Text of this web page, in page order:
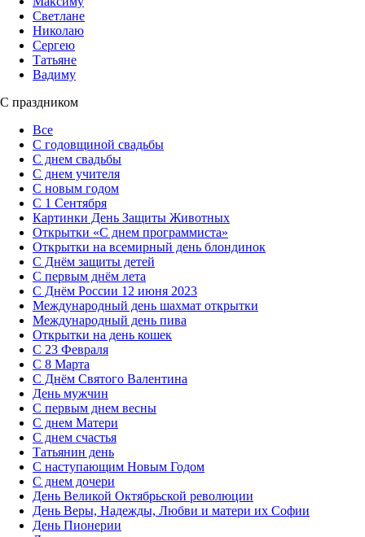
Светлане
Николаю
Сергею
Татьяне
Вадиму
С праздником
Все
С годовщиной свадьбы
С днем свадьбы
С днем учителя
С новым годом
С 1 Сентября
Картинки День Защиты Животных
Открытки «‎С днем программиста»‎
Открытки на всемирный день блондинок
С Днём защиты детей
С первым днём лета
С Днём России 12 июня 2023
Международный день шахмат открытки
Международный день пива
Открытки на день кошек
С 23 Февраля
С 8 Марта
С Днём Святого Валентина
День мужчин
С первым днем весны
С днем Матери
C днем счастья
Татьянин день
C наступающим Новым Годом
C днем дочери
День Великой Октябрьской революции
День Веры, Надежды, Любви и матери их Софии
День Пионерии